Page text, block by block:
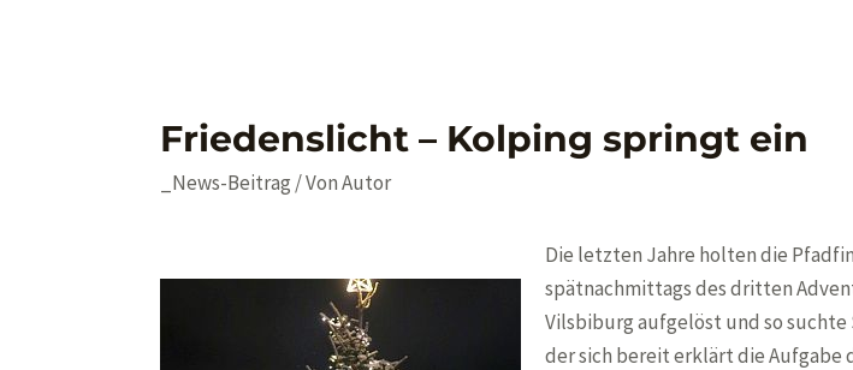
Friedenslicht – Kolping springt ein
_News-Beitrag / VonAutor
Die letzten Jahre holten die
spätnachmittags des dritten
Vilsbiburg aufgelöst und so
der sich bereit erklärt die Aufgabe